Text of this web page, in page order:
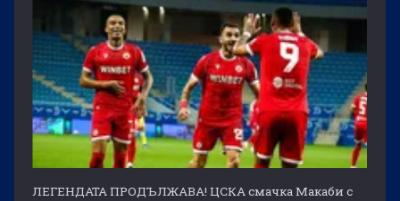
ЛЕГЕНДАТА ПРОДЪЛЖАВА! ЦСКА смачка Макаби с